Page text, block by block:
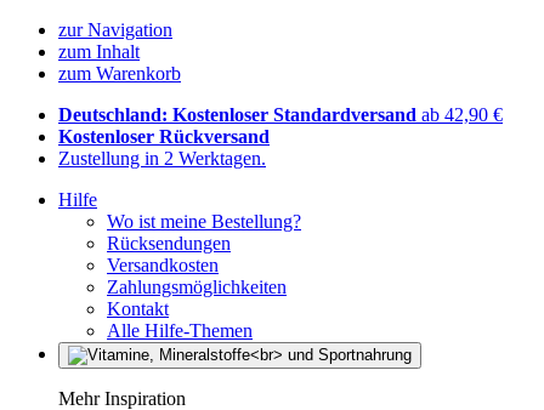
zur Navigation
zum Inhalt
zum Warenkorb
Deutschland: Kostenloser Standardversand ab 42,90 €
Kostenloser Rückversand
Zustellung in 2 Werktagen.
Hilfe
Wo ist meine Bestellung?
Rücksendungen
Versandkosten
Zahlungsmöglichkeiten
Kontakt
Alle Hilfe-Themen
Mehr Inspiration